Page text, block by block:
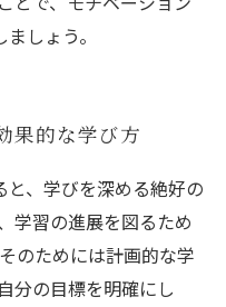
しょう。
果的な学び方
、学びを深める絶好の
学習の進展を図るため
のためには計画的な学
分の目標を明確にし